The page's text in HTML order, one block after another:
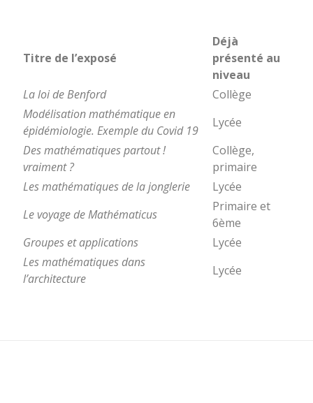
Titre de l’exposé
Déjà
présenté au
niveau
La loi de Benford
Collège
Modélisation mathématique en
épidémiologie. Exemple du Covid 19
Lycée
Des mathématiques partout !
vraiment ?
Collège,
primaire
Les mathématiques de la jonglerie
Lycée
Le voyage de Mathématicus
Primaire et
6ème
Groupes et applications
Lycée
Les mathématiques dans
l’architecture
Lycée